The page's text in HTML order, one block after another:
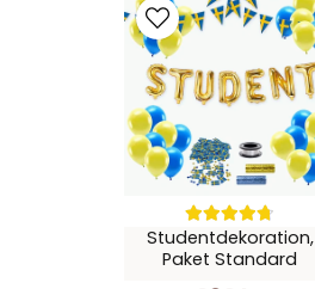
Studentdekoration,
Paket Standard